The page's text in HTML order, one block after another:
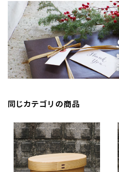
同じカテゴリの商品